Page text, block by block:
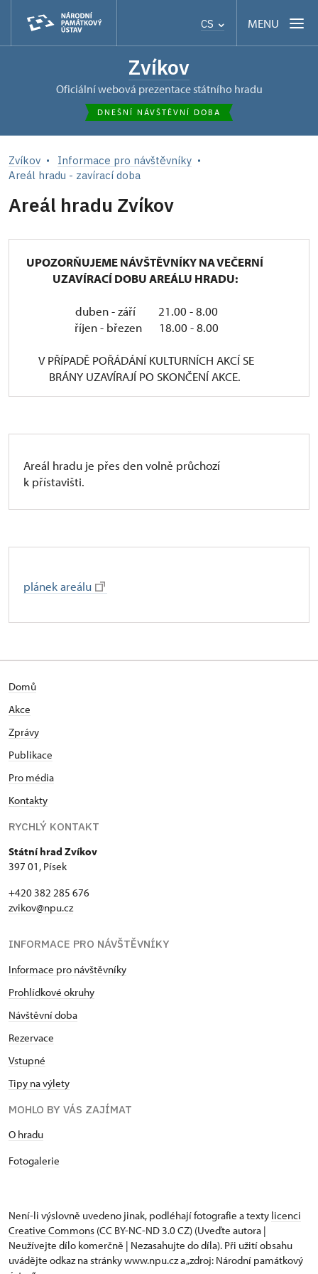
CS MENU
Zvíkov
oficiální webová prezentace státního hradu
DNEŠNÍ NÁVŠTĚVNÍ DOBA
Zvíkov
Informace pro návštěvníky
Areál hradu - zavírací doba
Areál hradu Zvíkov
UPOZORŇUJEME NÁVŠTĚVNÍKY NA VEČERNÍ
UZAVÍRACÍ DOBU AREÁLU HRADU:
duben - září 21.00 - 8.00
říjen - březen 18.00 - 8.00
V PŘÍPADĚ POŘÁDÁNÍ KULTURNÍCH AKCÍ SE
BRÁNY UZAVÍRAJÍ PO SKONČENÍ AKCE.
Areál hradu je přes den volně průchozí
k přístavišti.
plánek areálu
Domů
Akce
Zprávy
Publikace
Pro média
Kontakty
RYCHLÝ KONTAKT
Státní hrad Zvíkov
397 01, Písek
+420 382 285 676
zvikov@npu.cz
INFORMACE PRO NÁVŠTĚVNÍKY
Informace pro návštěvníky
Prohlídkové okruhy
Návštěvní doba
Rezervace
Vstupné
Tipy na výlety
MOHLO BY VÁS ZAJÍMAT
O hradu
Fotogalerie
Není-li výslovně uvedeno jinak, podléhají fotografie a texty licenci
Creative Commons (CC BY-NC-ND 3.0 CZ) (Uveďte autora |
Neužívejte dílo komerčně | Nezasahujte do díla). Při užití obsahu
uvádějte odkaz na stránky www.npu.cz a „zdroj: Národní památkový